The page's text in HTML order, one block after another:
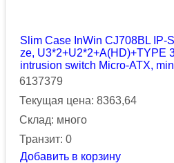
Slim Case InWin CJ708BL IP-
ze, U3*2+U2*2+A(HD)+TYPE
intrusion switch Micro-ATX,
6137379
Текущая цена: 8363,64
Склад: много
Транзит: 0
Добавить в корзину